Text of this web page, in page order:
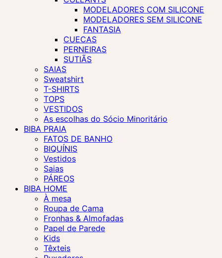
MODELADORES COM SILICONE
MODELADORES SEM SILICONE
FANTASIA
CUECAS
PERNEIRAS
SUTIÃS
SAIAS
Sweatshirt
T-SHIRTS
TOPS
VESTIDOS
As escolhas do Sócio Minoritário
BIBA PRAIA
FATOS DE BANHO
BIQUÍNIS
Vestidos
Saias
PÁREOS
BIBA HOME
À mesa
Roupa de Cama
Fronhas & Almofadas
Papel de Parede
Kids
Têxteis